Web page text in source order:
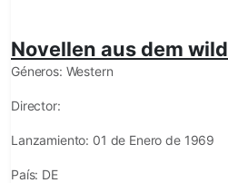
Novellen aus dem
Géneros: Western
Director:
Lanzamiento: 01 de Enero de 1969
País: DE